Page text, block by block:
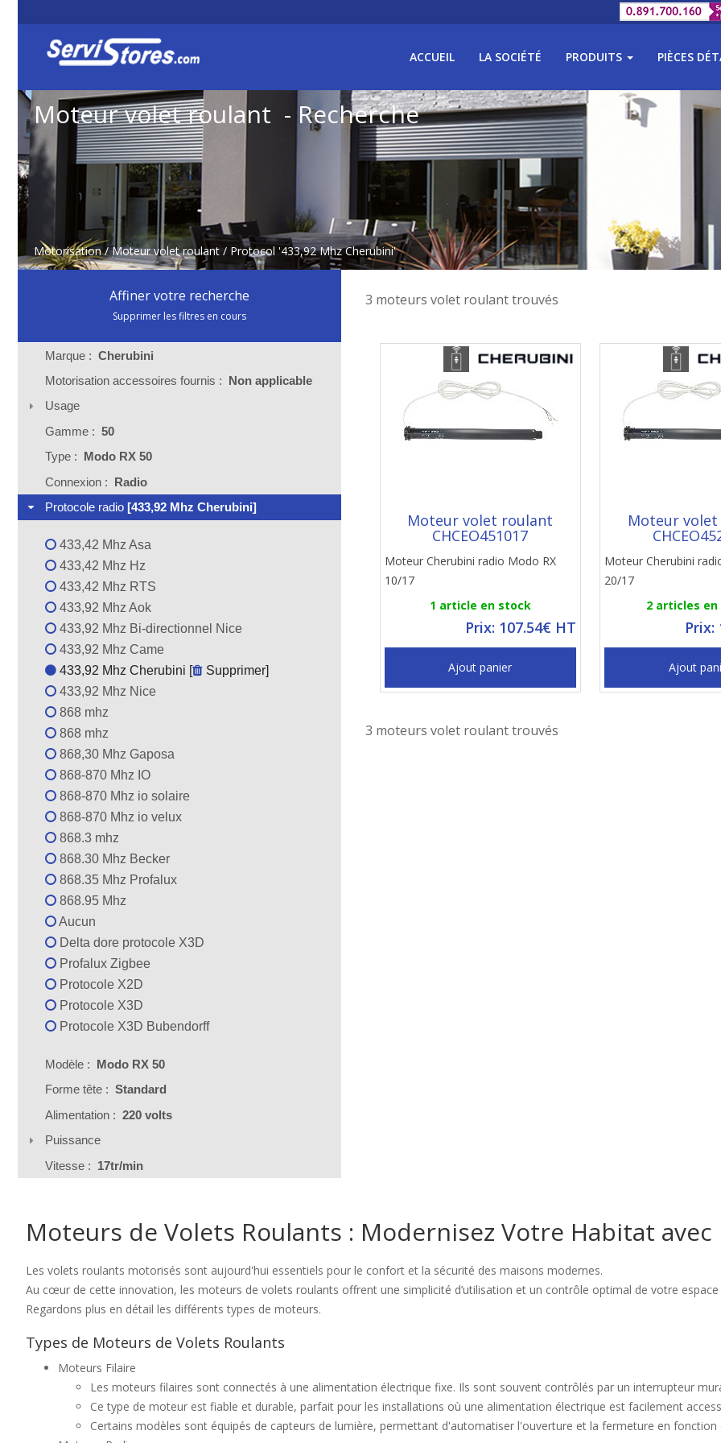
ACCUEIL LA SOCIÉTÉ PRODUITS PIÈCES
Moteur volet roulant - Recherche
Motorisation /Moteur volet roulant / Protocol '433,92 Mhz Cherubini'
Affiner votre recherche
Supprimer les filtres en cours
Marque : Cherubini
Motorisation accessoires fournis : Non applicable
Usage
Gamme : 50
Type : Modo RX 50
Connexion : Radio
Protocole radio [433,92 Mhz Cherubini]
433,42 Mhz Asa
433,42 Mhz Hz
433,42 Mhz RTS
433,92 Mhz Aok
433,92 Mhz Bi-directionnel Nice
433,92 Mhz Came
433,92 Mhz Cherubini [
Supprimer]
433,92 Mhz Nice
868 mhz
868 mhz
868,30 Mhz Gaposa
868-870 Mhz IO
868-870 Mhz io solaire
868-870 Mhz io velux
868.3 mhz
868.30 Mhz Becker
868.35 Mhz Profalux
868.95 Mhz
Aucun
Delta dore protocole X3D
Profalux Zigbee
Protocole X2D
Protocole X3D
Protocole X3D Bubendorff
Modèle : Modo RX 50
Forme tête : Standard
Alimentation : 220 volts
Puissance
Vitesse : 17tr/min
3 moteurs volet roulant trouvés
Moteur volet roulant
CHCEO451017
Moteur Cherubini radio Modo RX
10/17
1 article en stock
Prix: 107.54€ HT
Ajout panier
Moteur
Moteur Cherubini
20/17
2 articles
Prix:
Ajout
3 moteurs volet roulant trouvés
Moteurs de Volets Roulants : Modernisez Votre Habitat
Les volets roulants motorisés sont aujourd'hui essentiels pour le confort et la sécurité des maisons modernes.
Au cœur de cette innovation, les moteurs de volets roulants offrent une simplicité d’utilisation et un contrôle optimal de votre espace
Regardons plus en détail les différents types de moteurs.
Types de Moteurs de Volets Roulants
Moteurs Filaire
Les moteurs filaires sont connectés à une alimentation électrique fixe. Ils sont souvent contrôlés par un interrupteur
Ce type de moteur est fiable et durable, parfait pour les installations où une alimentation électrique est facilement
Certains modèles sont équipés de capteurs de lumière, permettant d'automatiser l'ouverture et la fermeture en fonction